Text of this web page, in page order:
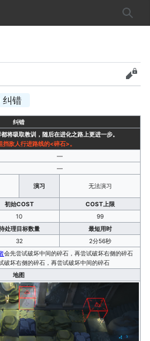
搜索
查看
纠错
纠错
将吸取教训，随后在进化之路上更进一步。
挡敌人行进路线的<碎石>。
—
—
演习 无法演习
初始COST
COST上限
10
99
处理目标数量
最短用时
32 2分56秒
会先尝试破坏中间的碎石，再尝试破坏右侧的碎石
破坏右侧的碎石，再尝试破坏中间的碎石
地图